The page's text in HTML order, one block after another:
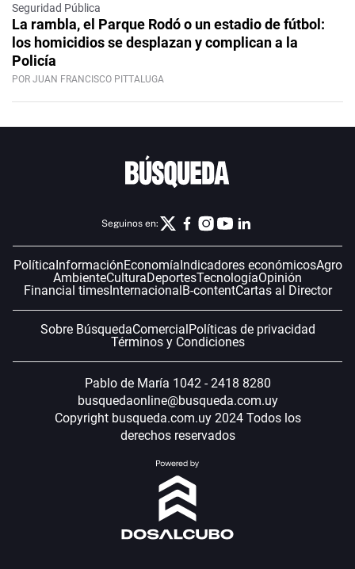
Seguridad Pública
La rambla, el Parque Rodó o un estadio de fútbol:
los homicidios se desplazan y complican a la
Policía
POR JUAN FRANCISCO PITTALUGA
Seguinos en:
Política InformaciónEconomía Indicadores económicosAgro
AmbienteCulturaDeportesTecnologíaOpinión
Financial timesInternacional B-contentCartas al Director
Sobre BúsquedaComercial Políticas de privacidad
Términos y Condiciones
Pablo de María 1042 - 2418 8280
busquedaonline@busqueda.com.uy
Copyright busqueda.com.uy 2024 Todos los
derechos reservados